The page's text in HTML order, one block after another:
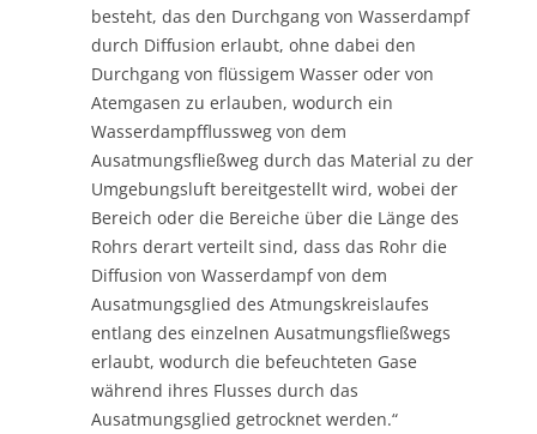
besteht, das den Durchgang von Wasserdampf
durch Diffusion erlaubt, ohne dabei den
Durchgang von flüssigem Wasser oder von
Atemgasen zu erlauben, wodurch ein
Wasserdampfflussweg von dem
Ausatmungsfließweg durch das Material zu der
Umgebungsluft bereitgestellt wird, wobei der
Bereich oder die Bereiche über die Länge des
Rohrs derart verteilt sind, dass das Rohr die
Diffusion von Wasserdampf von dem
Ausatmungsglied des Atmungskreislaufes
entlang des einzelnen Ausatmungsfließwegs
erlaubt, wodurch die befeuchteten Gase
während ihres Flusses durch das
Ausatmungsglied getrocknet werden.“